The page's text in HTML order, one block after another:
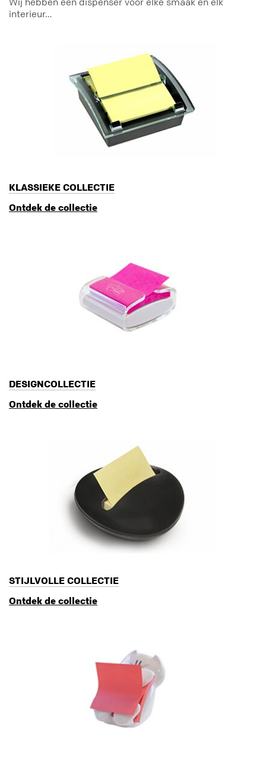
interieur…
KLASSIEKE COLLECTIE
Ontdek de collectie
DESIGNCOLLECTIE
Ontdek de collectie
STIJLVOLLE COLLECTIE
Ontdek de collectie